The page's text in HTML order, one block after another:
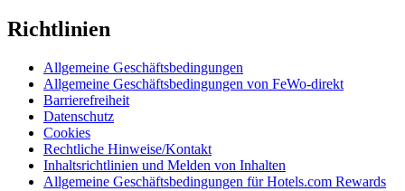
Richtlinien
Allgemeine Geschäftsbedingungen
Allgemeine Geschäftsbedingungen von FeWo-direkt
Barrierefreiheit
Datenschutz
Cookies
Rechtliche Hinweise/Kontakt
Inhaltsrichtlinien und Melden von Inhalten
Allgemeine Geschäftsbedingungen für Hotels.com Rewards